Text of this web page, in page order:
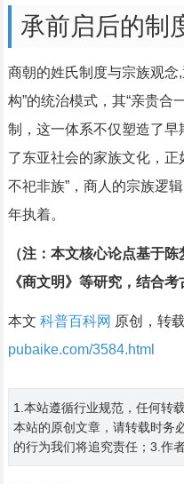
承前启后的制
商朝的姓氏制度与宗族观念
构”的统治模式，其“亲贵合
制，这一体系不仅塑造了
了东亚社会的家族文化，正
不祀非族”，商人的宗族逻
年执着。
（注：本文核心论点基于
《商文明》等研究，结合考
本文 科普百科网 原创，转
pubaike.com/3584.html
1.本站遵循行业规范，任何转
本站的原创文章，请转载时务
的行为我们将追究责任；3.作